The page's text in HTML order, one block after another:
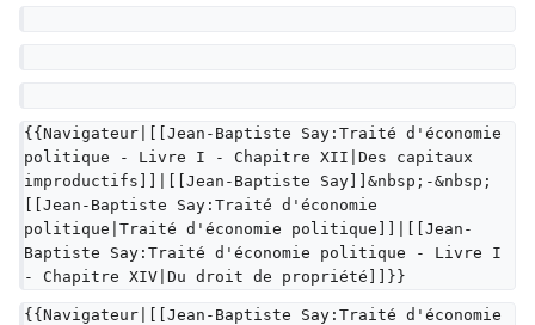
{{Navigateur|[[Jean-Baptiste Say:Traité d'économie
politique - Livre I - Chapitre XII|Des capitaux
improductifs]]|[[Jean-Baptiste Say]]&nbsp;-&nbsp;
[[Jean-Baptiste Say:Traité d'économie
politique|Traité d'économie politique]]|[[Jean-
Baptiste Say:Traité d'économie politique - Livre I
- Chapitre XIV|Du droit de propriété]]}}
{{Navigateur|[[Jean-Baptiste Say:Traité d'économie